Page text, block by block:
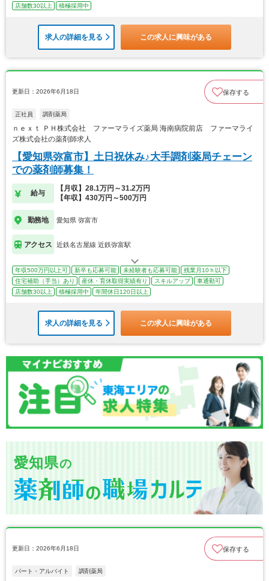
店舗数30以上
積極採用中
求人の詳細を見る この求人に興味がある
更新日：2026年6月18日 保存する
正社員 調剤薬局
ｎｅｘｔ ＰＨ株式会社 ファーマライズ薬局 海南病院前店 ファーマライ
ズ株式会社の薬剤師求人
【愛知県弥富市】土日祝休み♪大手調剤薬局チェーン
での薬剤師募集！
給与
【月収】28.1万円～31.2万円
【年収】430万円～500万円
勤務地 愛知県 弥富市
アクセス 近鉄名古屋線 近鉄弥富駅
年収500万円以上可 新卒も応募可能 未経験者も応募可能
残業月10ｈ以下
住宅補助（手当）あり
産休・育休取得実績有り スキルアップ
車通勤可
店舗数30以上
積極採用中 年間休日120日以上
求人の詳細を見る この求人に興味がある
愛知県の
更新日：2026年6月18日 保存する
パート・アルバイト 調剤薬局